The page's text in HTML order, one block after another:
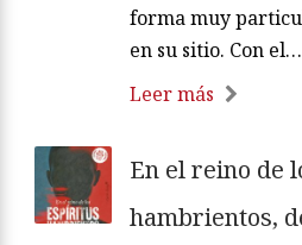
forma muy
en su sitio. Con el…
Leer más
En el reino de
hambrientos,